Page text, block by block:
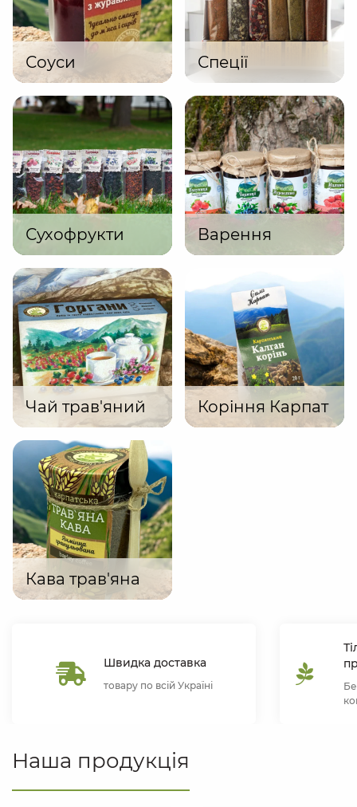
Соуси Спеції
Сухофрукти Варення
Чай трав'яний Коріння Карпат
Кава трав'яна
Швидка доставка
товару по всій Україні
Наша продукція